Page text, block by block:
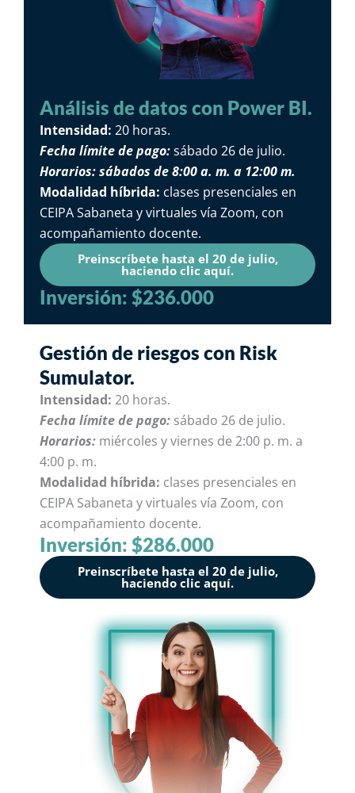
Análisis de datos con Power BI.
Intensidad: 20 horas.
Fecha límite de pago:sábado 26 de julio.
Horarios: sábados de 8:00 a. m. a 12:00 m.
Modalidad híbrida: clases presenciales en
CEIPA Sabaneta y virtuales vía Zoom, con
acompañamiento docente.
Preinscríbete hasta el 20 de julio,
haciendo clic aquí.
Inversión: $236.000
Gestión de riesgos con Risk
Sumulator.
Intensidad: 20 horas.
Fecha límite de pago: sábado 26 de julio.
Horarios: miércoles y viernes de 2:00 p. m. a
4:00 p. m.
Modalidad híbrida: clases presenciales en
CEIPA Sabaneta y virtuales vía Zoom, con
acompañamiento docente.
Inversión: $286.000
Preinscríbete hasta el 20 de julio,
haciendo clic aquí.